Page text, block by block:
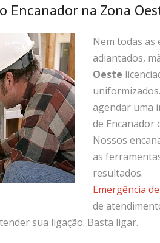
Encanador na Zona
Nem todas as
adiantados,
Oeste
agendar uma
de Encanador
Nossos
as
resultados.
Emergência
de
sua ligação. Basta ligar.